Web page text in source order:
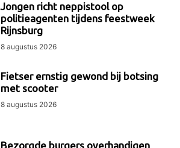
Jongen richt neppistool op
politieagenten tijdens feestweek
Rijnsburg
8 augustus 2026
Fietser ernstig gewond bij botsing
met scooter
8 augustus 2026
Bezorgde burgers overhandigen